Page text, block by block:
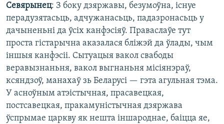
Севярынец: З боку дзяржавы, безумоўна, існуе
перадузятасьць, адчужанасьць, падазронасьць у
дачыненьні да ўсіх канфэсіяў. Праваслаўе тут
проста гістарычна аказалася бліжэй да ўлады, чым
іншыя канфэсіі. Сытуацыя вакол свабоды
веравызнаньня, вакол выгнаньня місіянэраў,
ксяндзоў, манахаў зь Беларусі — гэта агульная тэма.
У асноўным атэістычная, прасавецкая,
постсавецкая, пракамуністычная дзяржава
ўспрымае царкву як нешта іншароднае, баіцца яе,